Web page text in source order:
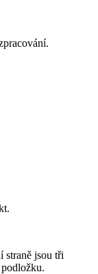
straně jsou tři